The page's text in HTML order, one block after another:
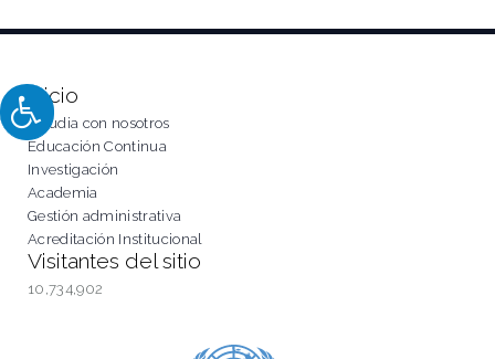
Inicio
Estudia con nosotros
Educación Continua
Investigación
Academia
Gestión administrativa
Acreditación Institucional
Visitantes del sitio
10,734,902